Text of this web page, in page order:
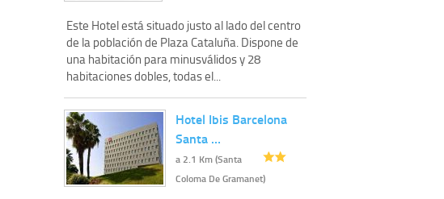
Este Hotel está situado justo al lado del centro
de la población de Plaza Cataluña. Dispone de
una habitación para minusválidos y 28
habitaciones dobles, todas el...
Hotel Ibis Barcelona
Santa …
a 2.1 Km (Santa
Coloma De Gramanet)